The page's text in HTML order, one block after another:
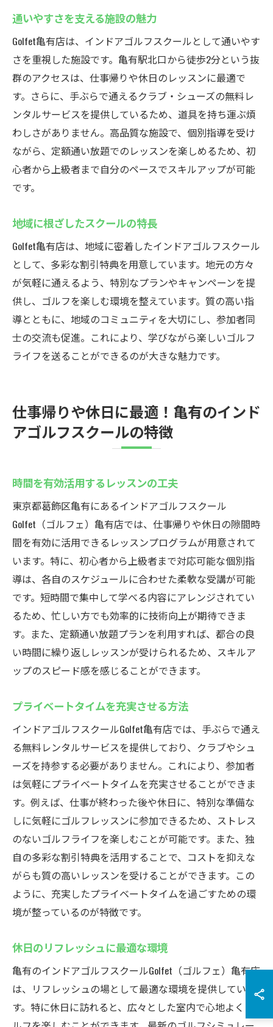
通いやすさを支える施設の魅力
Golfet亀有店は、インドアゴルフスクールとして通いやす
さを重視した施設です。亀有駅北口から徒歩2分という抜
群のアクセスは、仕事帰りや休日のレッスンに最適で
す。さらに、手ぶらで通えるクラブ・シューズの無料レ
ンタルサービスを提供しているため、道具を持ち運ぶ煩
わしさがありません。高品質な施設で、個別指導を受け
ながら、定額通い放題でのレッスンを楽しめるため、初
心者から上級者まで自分のペースでスキルアップが可能
です。
地域に根ざしたスクールの特長
Golfet亀有店は、地域に密着したインドアゴルフスクール
として、多彩な割引特典を用意しています。地元の方々
が気軽に通えるよう、特別なプランやキャンペーンを提
供し、ゴルフを楽しむ環境を整えています。質の高い指
導とともに、地域のコミュニティを大切にし、参加者同
士の交流も促進。これにより、学びながら楽しいゴルフ
ライフを送ることができるのが大きな魅力です。
仕事帰りや休日に最適！亀有のインド
アゴルフスクールの特徴
時間を有効活用するレッスンの工夫
東京都葛飾区亀有にあるインドアゴルフスクール
Golfet（ゴルフェ）亀有店では、仕事帰りや休日の隙間時
間を有効に活用できるレッスンプログラムが用意されて
います。特に、初心者から上級者まで対応可能な個別指
導は、各自のスケジュールに合わせた柔軟な受講が可能
です。短時間で集中して学べる内容にアレンジされてい
るため、忙しい方でも効率的に技術向上が期待できま
す。また、定額通い放題プランを利用すれば、都合の良
い時間に繰り返しレッスンが受けられるため、スキルア
ップのスピード感を感じることができます。
プライベートタイムを充実させる方法
インドアゴルフスクールGolfet亀有店では、手ぶらで通え
る無料レンタルサービスを提供しており、クラブやシュ
ーズを持参する必要がありません。これにより、参加者
は気軽にプライベートタイムを充実させることができま
す。例えば、仕事が終わった後や休日に、特別な準備な
しに気軽にゴルフレッスンに参加できるため、ストレス
のないゴルフライフを楽しむことが可能です。また、独
自の多彩な割引特典を活用することで、コストを抑えな
がらも質の高いレッスンを受けることができます。この
ように、充実したプライベートタイムを過ごすための環
境が整っているのが特徴です。
休日のリフレッシュに最適な環境
亀有のインドアゴルフスクールGolfet（ゴルフェ）亀有店
は、リフレッシュの場として最適な環境を提供していま
す。特に休日に訪れると、広々とした室内で心地よくゴ